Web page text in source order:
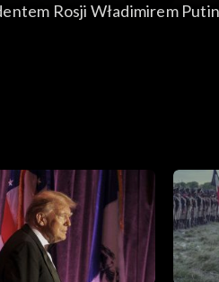
Rosji Władimirem
danych z Facebooka